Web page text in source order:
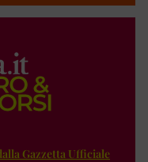
Gazzetta Ufficiale